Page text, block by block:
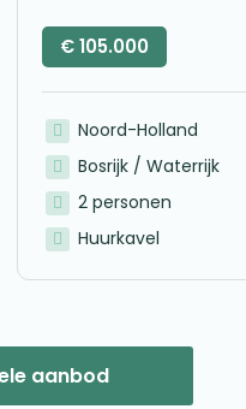
€105.000
Noord-Holland
Bosrijk / Waterrijk
2 personen
Huurkavel
aanbod